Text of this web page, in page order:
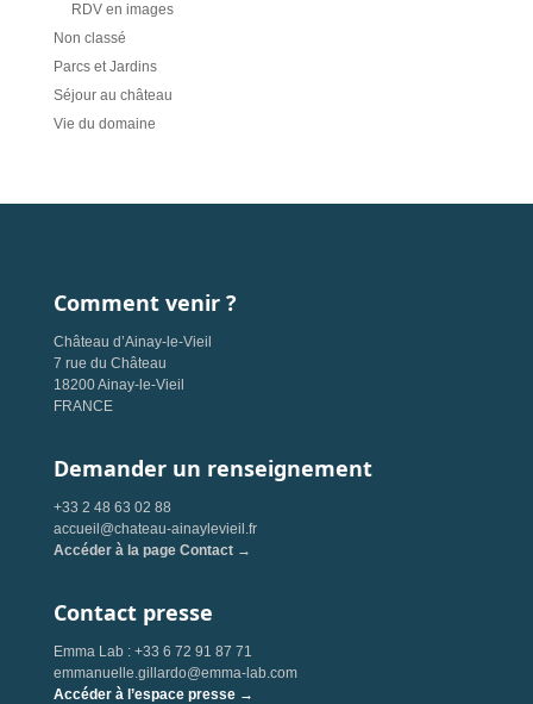
RDV en images
Non classé
Parcs et Jardins
Séjour au château
Vie du domaine
Comment venir ?
Château d’Ainay-le-Vieil
7 rue du Château
18200 Ainay-le-Vieil
FRANCE
Demander un renseignement
+33 2 48 63 02 88
accueil@chateau-ainaylevieil.fr
Accéder à la page Contact →
Contact presse
Emma Lab : +33 6 72 91 87 71
emmanuelle.gillardo@emma-lab.com
Accéder à l’espace presse →